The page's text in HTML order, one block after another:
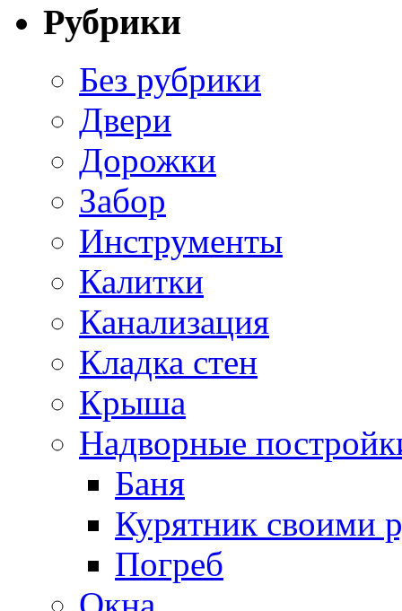
Рубрики
Без рубрики
Двери
Дорожки
Забор
Инструменты
Калитки
Канализация
Кладка стен
Крыша
Надворные
Баня
Курятник своими
Погреб